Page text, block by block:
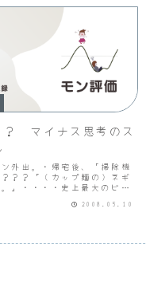
マイナス思考のス
ン外出。・帰宅後、「掃除機
？？「（カップ麺の）ネギ
」・・・・史上最大のビッ
ラルは止まらず。ジェイゾロ
2008.05.10